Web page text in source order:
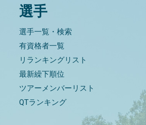
選手
選手一覧・検索
有資格者一覧
リランキングリスト
最新繰下順位
ツアーメンバーリスト
QTランキング